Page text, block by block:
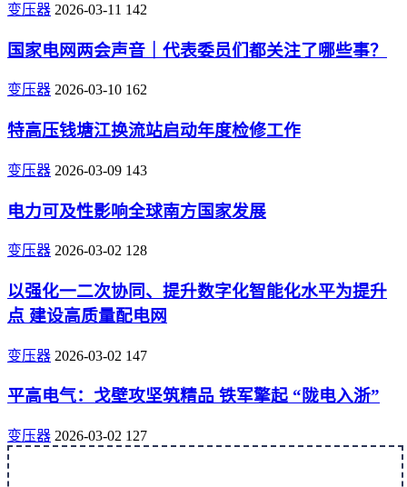
变压器 2026-03-11 142
国家电网两会声音｜代表委员们都关注了哪些事？
变压器 2026-03-10 162
特高压钱塘江换流站启动年度检修工作
变压器 2026-03-09 143
电力可及性影响全球南方国家发展
变压器 2026-03-02 128
以强化一二次协同、提升数字化智能化水平为提升
点 建设高质量配电网
变压器 2026-03-02 147
平高电气：戈壁攻坚筑精品 铁军擎起 “陇电入浙”
变压器 2026-03-02 127